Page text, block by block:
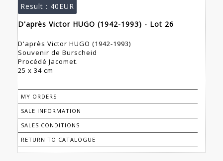
Result : 40EUR
D'après Victor HUGO (1942-1993) - Lot 26
D'après Victor HUGO (1942-1993)
Souvenir de Burscheid
Procédé Jacomet.
25 x 34 cm
MY ORDERS
SALE INFORMATION
SALES CONDITIONS
RETURN TO CATALOGUE